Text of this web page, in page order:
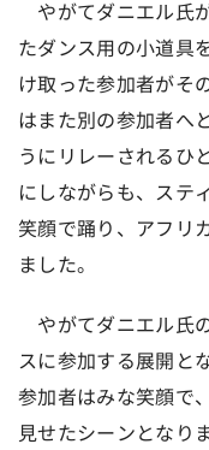
やがてダニエル氏
たダンス用の小道具
け取った参加者がそ
はまた別の参加者へ
うにリレーされるひ
にしながらも、ステ
笑顔で踊り、アフリ
ました。
やがてダニエル氏
スに参加する展開と
参加者はみな笑顔で
見せたシーンとなり